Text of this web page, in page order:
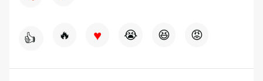
👍 🔥 ♥ 😭 😆 😡